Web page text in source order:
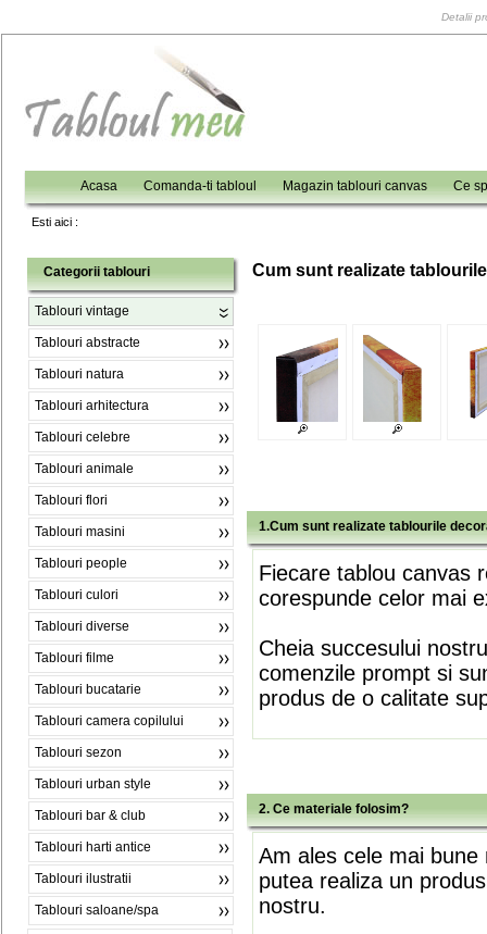
Detalii
Acasa Comanda-ti tabloul Magazin tablouri canvas Ce
Esti aici :
Categorii tablouri
Tablouri vintage
Tablouri abstracte
Tablouri natura
Tablouri arhitectura
Tablouri celebre
Tablouri animale
Tablouri flori
Tablouri masini
Tablouri people
Tablouri culori
Tablouri diverse
Tablouri filme
Tablouri bucatarie
Tablouri camera copilului
Tablouri sezon
Tablouri urban style
Tablouri bar & club
Tablouri harti antice
Tablouri ilustratii
Tablouri saloane/spa
Cum sunt realizate
1.Cum sunt realizate tablourile
Fiecare tablou canvas
corespunde celor mai
Cheia succesului
comenzile prompt si
produs de o calitate
2. Ce materiale folosim?
Am ales cele mai
putea realiza un
nostru.